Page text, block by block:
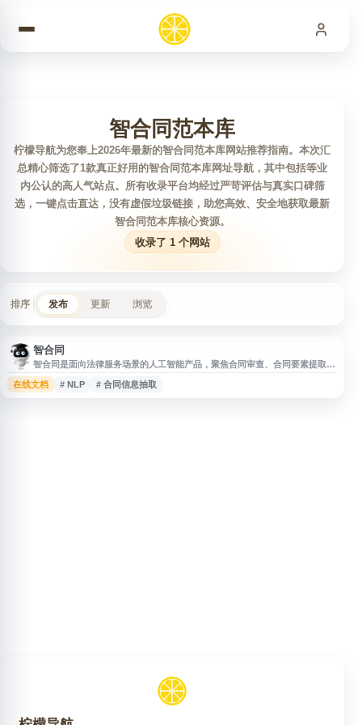
智合同范本库
柠檬导航为您奉上2026年最新的智合同范本库网站推荐指南。本次汇
总精心筛选了1款真正好用的智合同范本库网址导航，其中包括等业
内公认的高人气站点。所有收录平台均经过严苛评估与真实口碑筛
选，一键点击直达，没有虚假垃圾链接，助您高效、安全地获取最新
智合同范本库核心资源。
收录了 1 个网站
排序 发布 更新 浏览
智合同
智合同是面向法律服务场景的人工智能产品，聚焦合同审查、合同要素提取、
版本比对、信息脱敏、智能字符识别、范本识别等应用。平台基于自然语言处
理、文本分析、知识图谱和大数据技术，为政府、企业及机构提供合同智能审
在线文档 # NLP # 合同信息抽取